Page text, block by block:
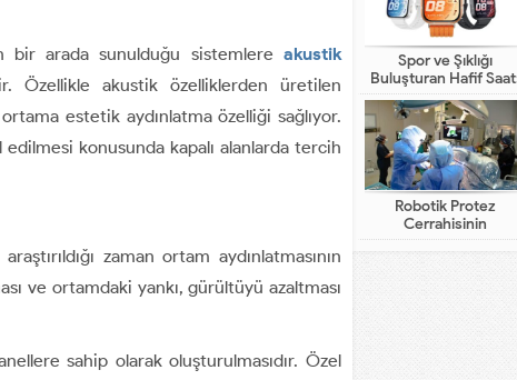
bir arada sunulduğu sistemlere akustik
Özellikle akustik özelliklerden üretilen
estetik aydınlatma özelliği sağlıyor.
edilmesi konusunda kapalı alanlarda tercih
zaman ortam aydınlatmasının
ve ortamdaki yankı, gürültüyü azaltması
sahip olarak oluşturulmasıdır. Özel
Spor ve Şıklığı
Buluşturan Hafif
HUAWEI WATCH FIT
Pro
Robotik Protez
Cerrahisinin
Geleneksel
Farkı Nedir?